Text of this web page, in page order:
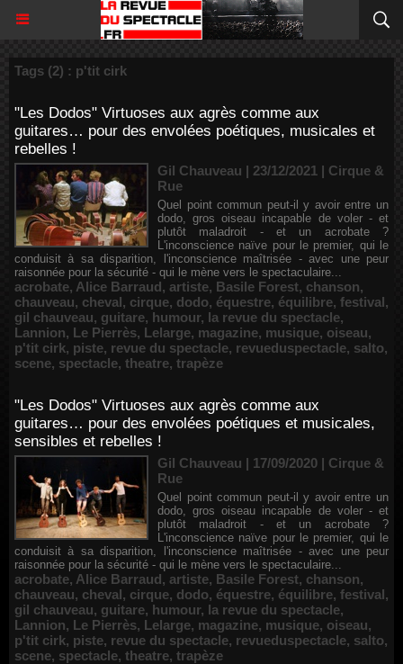
Tags (2) : p'tit cirk
"Les Dodos" Virtuoses aux agrès comme aux
guitares… pour des envolées poétiques, musicales et
rebelles !
Gil Chauveau | 23/12/2021 | Cirque &
Rue
Quel point commun peut-il y avoir entre un
dodo, gros oiseau incapable de voler - et
plutôt maladroit - et un acrobate ?
L'inconscience naïve pour le premier, qui le
conduisit à sa disparition, l'inconscience maîtrisée - avec une peur
raisonnée pour la sécurité - qui le mène vers le spectaculaire...
acrobate, Alice Barraud, artiste, Basile Forest, chanson,
chauveau, cheval, cirque, dodo, équestre, équilibre, festival,
gil chauveau, guitare, humour, la revue du spectacle,
Lannion, Le Pierrès, Lelarge, magazine, musique, oiseau,
p'tit cirk, piste, revue du spectacle, revueduspectacle, salto,
scene, spectacle, theatre, trapèze
"Les Dodos" Virtuoses aux agrès comme aux
guitares… pour des envolées poétiques et musicales,
sensibles et rebelles !
Gil Chauveau | 17/09/2020 | Cirque &
Rue
Quel point commun peut-il y avoir entre un
dodo, gros oiseau incapable de voler - et
plutôt maladroit - et un acrobate ?
L'inconscience naïve pour le premier, qui le
conduisit à sa disparition, l'inconscience maîtrisée - avec une peur
raisonnée pour la sécurité - qui le mène vers le spectaculaire...
acrobate, Alice Barraud, artiste, Basile Forest, chanson,
chauveau, cheval, cirque, dodo, équestre, équilibre, festival,
gil chauveau, guitare, humour, la revue du spectacle,
Lannion, Le Pierrès, Lelarge, magazine, musique, oiseau,
p'tit cirk, piste, revue du spectacle, revueduspectacle, salto,
scene, spectacle, theatre, trapèze